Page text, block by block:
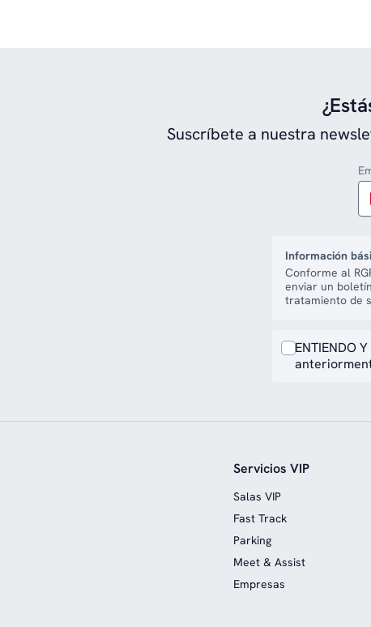
Suscríbete a nuestra
Información
Conforme al
enviar un
tratamiento de
ENTIENDO
Servicios VIP
Salas VIP
Fast Track
Parking
Meet & Assist
Empresas